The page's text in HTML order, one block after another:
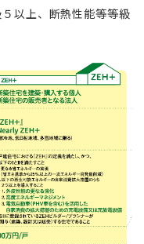
以上、断熱性能等等級